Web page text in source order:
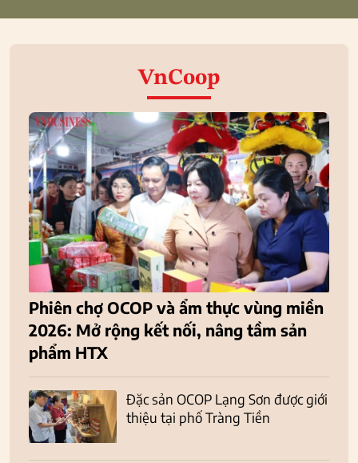
VnCoop
Phiên chợ OCOP và ẩm thực vùng miền
2026: Mở rộng kết nối, nâng tầm sản
phẩm HTX
Đặc sản OCOP Lạng Sơn được giới
thiệu tại phố Tràng Tiền